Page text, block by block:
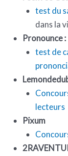
test du
dans la
Pronounce :
test de
lecteurs
Pixum